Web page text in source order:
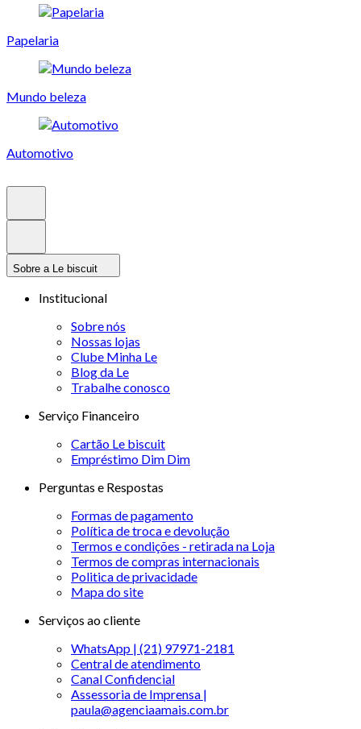
Papelaria
Mundo beleza
Automotivo
Sobre a Le biscuit
Institucional
Sobre nós
Nossas lojas
Clube Minha Le
Blog da Le
Trabalhe conosco
Serviço Financeiro
Cartão Le biscuit
Empréstimo Dim Dim
Perguntas e Respostas
Formas de pagamento
Política de troca e devolução
Termos e condições - retirada na Loja
Termos de compras internacionais
Politica de privacidade
Mapa do site
Serviços ao cliente
WhatsApp | (21) 97971-2181
Central de atendimento
Canal Confidencial
Assessoria de Imprensa |
paula@agenciaamais.com.br